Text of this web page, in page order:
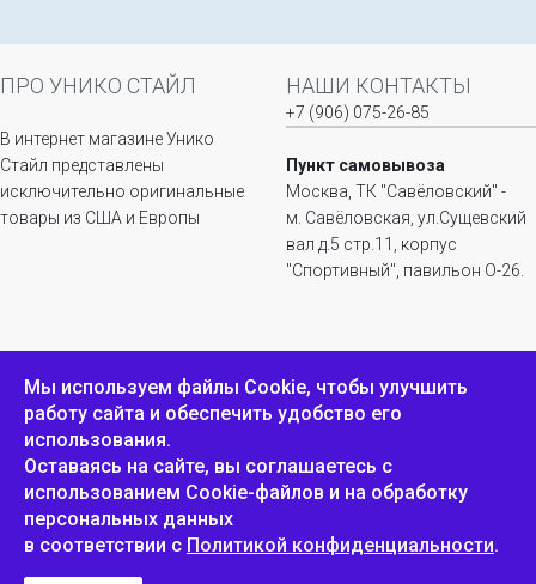
ПРО УНИКО СТАЙЛ
В интернет магазине Унико
Стайл представлены
исключительно оригинальные
товары из США и Европы
НАШИ КОНТАКТЫ
+7 (906) 075-26-85
Пункт самовывоза
Москва, ТК "Савёловский" -
м. Савёловская, ул.Сущевский
вал д.5 стр.11, корпус
"Спортивный", павильон О-26.
ИНФОРМАЦИЯ
Положение о
конфиденциальности и
защите персональных
данных
ОБРАТНАЯ СВЯЗЬ
Пожаловаться
Мы используем файлы Сookie, чтобы улучшить
работу сайта и обеспечить удобство его
использования.
Оставаясь на сайте, вы соглашаетесь с
использованием Cookie-файлов и на обработку
персональных данных
в соответствии с Политикой конфиденциальности.